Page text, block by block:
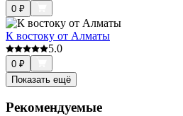
0 ₽
К востоку от Алматы
5.0
0 ₽
Показать ещё
Рекомендуемые